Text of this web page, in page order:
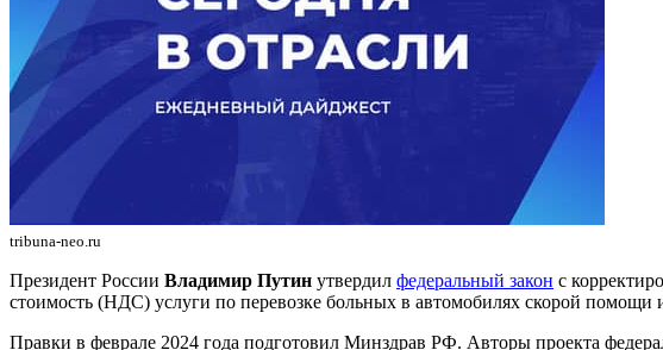
tribuna-neo.ru
Президент России Владимир Путин утвердил федеральный закон с
стоимость (НДС) услуги по перевозке больных в автомобилях скорой
Правки в феврале 2024 года подготовил Минздрав РФ. Авторы проекта